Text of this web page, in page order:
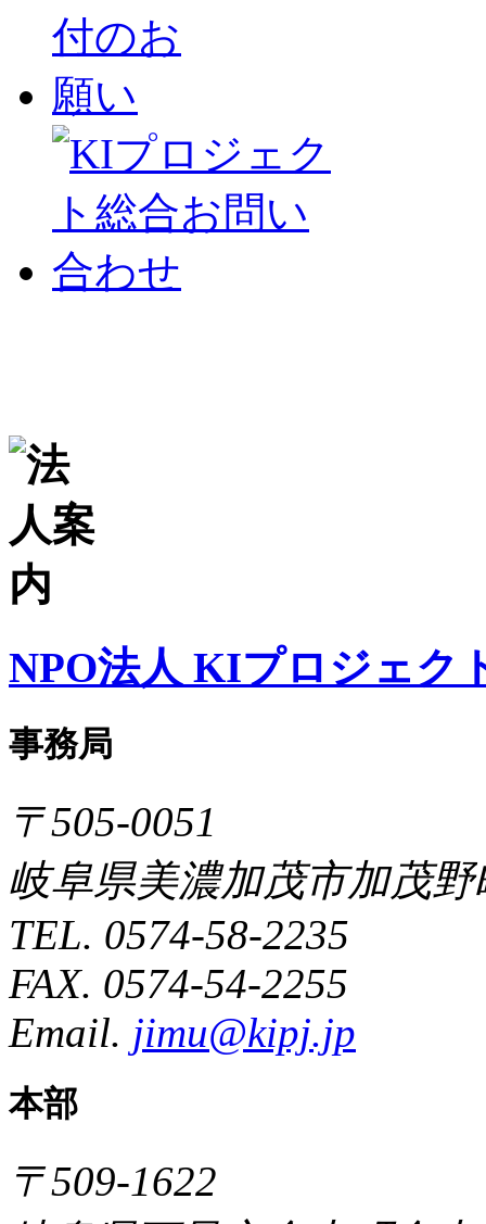
NPO法人 KIプロジェク
事務局
〒505-0051
岐阜県美濃加茂市加茂野
TEL. 0574-58-2235
FAX. 0574-54-2255
Email. jimu@kipj.jp
本部
〒509-1622